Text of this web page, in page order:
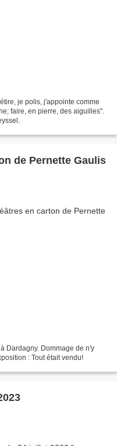
je polis, j'appointe comme
faire, en pierre, des aiguilles".
de Pernette Gaulis
Dardagny. Dommage de n'y
: Tout était vendu!